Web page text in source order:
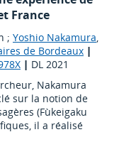
France
; Yoshio Nakamura,
de Bordeaux |
| DL 2021
Nakamura
sur la notion de
(Fùkeigaku
il a réalisé